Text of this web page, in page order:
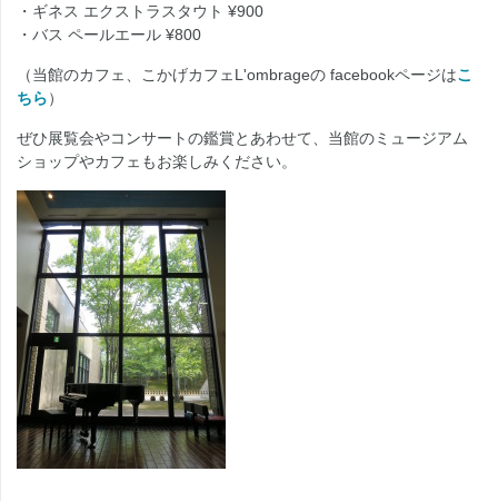
・ギネス エクストラスタウト ¥900
・バス ペールエール ¥800
（当館のカフェ、こかげカフェL'ombrageの facebookページはこ
ちら）
ぜひ展覧会やコンサートの鑑賞とあわせて、当館のミュージアム
ショップやカフェもお楽しみください。